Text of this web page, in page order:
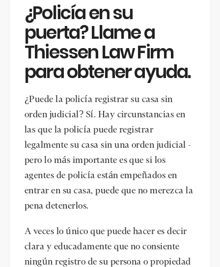
¿Policía en su
puerta? Llame a
Thiessen Law Firm
para obtener ayuda.
¿Puede la policía registrar su casa sin
orden judicial? Sí. Hay circunstancias en
las que la policía puede registrar
legalmente su casa sin una orden judicial -
pero lo más importante es que si los
agentes de policía están empeñados en
entrar en su casa, puede que no merezca la
pena detenerlos.
A veces lo único que puede hacer es decir
clara y educadamente que no consiente
ningún registro de su persona o propiedad